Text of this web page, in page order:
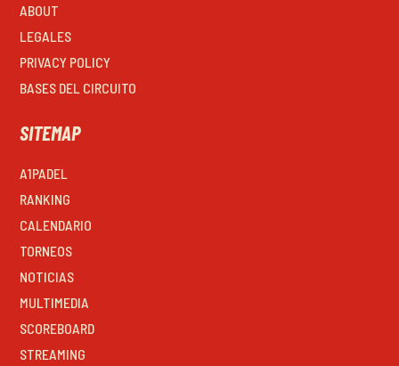
ABOUT
LEGALES
PRIVACY POLICY
BASES DEL CIRCUITO
SITEMAP
A1PADEL
RANKING
CALENDARIO
TORNEOS
NOTICIAS
MULTIMEDIA
SCOREBOARD
STREAMING